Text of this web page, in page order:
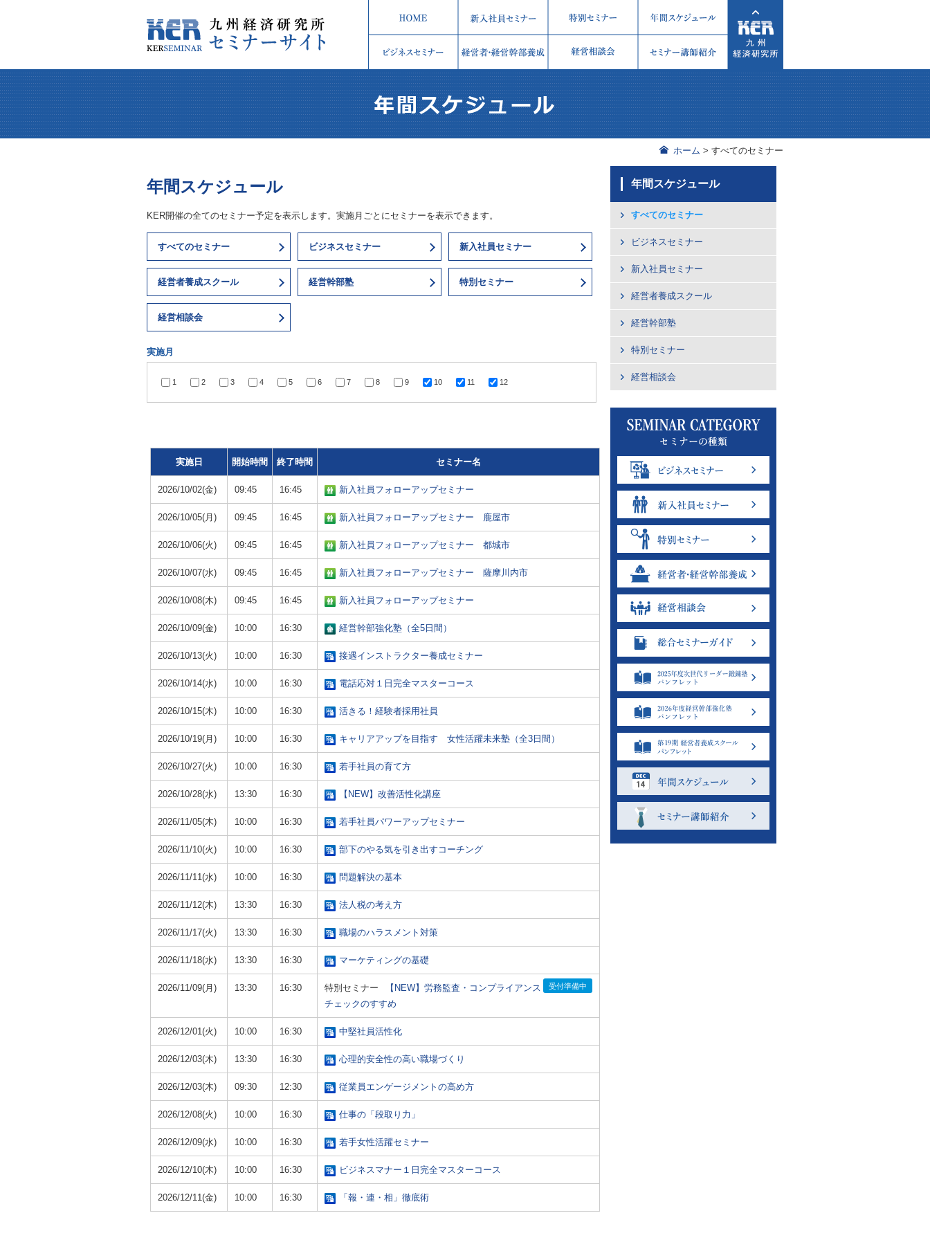
ホーム > すべてのセミナー
年間スケジュール
KER開催の全てのセミナー予定を表示します。実施月ごとにセミナーを表示できます。
すべてのセミナー ビジネスセミナー 新入社員セミナー
経営者養成スクール 経営幹部塾 特別セミナー
経営相談会
実施月
1 2 3 4 5 6 7 8 9 10 11 12
実施日 開始時間 終了時間 セミナー名
2026/10/02(金) 09:45 16:45 新入社員フォローアップセミナー
2026/10/05(月) 09:45 16:45 新入社員フォローアップセミナー 鹿屋市
2026/10/06(火) 09:45 16:45 新入社員フォローアップセミナー 都城市
2026/10/07(水) 09:45 16:45 新入社員フォローアップセミナー 薩摩川内市
2026/10/08(木) 09:45 16:45 新入社員フォローアップセミナー
2026/10/09(金) 10:00 16:30 経営幹部強化塾（全5日間）
2026/10/13(火) 10:00 16:30 接遇インストラクター養成セミナー
2026/10/14(水) 10:00 16:30 電話応対１日完全マスターコース
2026/10/15(木) 10:00 16:30 活きる！経験者採用社員
2026/10/19(月) 10:00 16:30 キャリアアップを目指す 女性活躍未来塾（全3日間）
2026/10/27(火) 10:00 16:30 若手社員の育て方
2026/10/28(水) 13:30 16:30 【NEW】改善活性化講座
2026/11/05(木) 10:00 16:30 若手社員パワーアップセミナー
2026/11/10(火) 10:00 16:30 部下のやる気を引き出すコーチング
2026/11/11(水) 10:00 16:30 問題解決の基本
2026/11/12(木) 13:30 16:30 法人税の考え方
2026/11/17(火) 13:30 16:30 職場のハラスメント対策
2026/11/18(水) 13:30 16:30 マーケティングの基礎
2026/11/09(月) 13:30 16:30 受付準備中
特別セミナー
【NEW】労務監査・コンプライアンス
チェックのすすめ
2026/12/01(火) 10:00 16:30 中堅社員活性化
2026/12/03(木) 13:30 16:30 心理的安全性の高い職場づくり
2026/12/03(木) 09:30 12:30 従業員エンゲージメントの高め方
2026/12/08(火) 10:00 16:30 仕事の「段取り力」
2026/12/09(水) 10:00 16:30 若手女性活躍セミナー
2026/12/10(木) 10:00 16:30 ビジネスマナー１日完全マスターコース
2026/12/11(金) 10:00 16:30 「報・連・相」徹底術
年間スケジュール
すべてのセミナー
ビジネスセミナー
新入社員セミナー
経営者養成スクール
経営幹部塾
特別セミナー
経営相談会